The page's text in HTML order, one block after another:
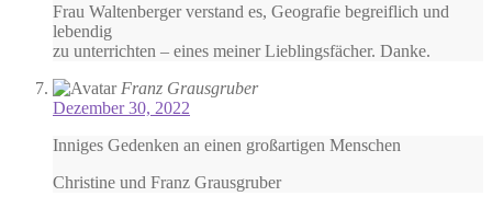
Frau Waltenberger verstand es, Geografie begreiflich und
lebendig
zu unterrichten – eines meiner Lieblingsfächer. Danke.
Franz Grausgruber
Dezember 30, 2022
Inniges Gedenken an einen großartigen Menschen
Christine und Franz Grausgruber